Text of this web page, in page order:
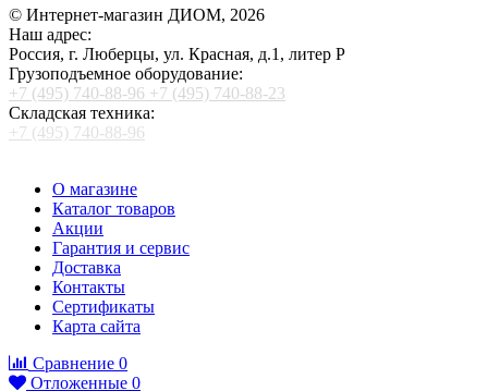
© Интернет-магазин ДИОМ, 2026
Наш адрес:
Россия, г. Люберцы, ул. Красная, д.1, литер Р
Грузоподъемное оборудование:
+7 (495) 740-88-96 +7 (495) 740-88-23
Складская техника:
+7 (495) 740-88-96
О магазине
Каталог товаров
Акции
Гарантия и сервис
Доставка
Контакты
Сертификаты
Карта сайта
Сравнение 0
Отложенные 0